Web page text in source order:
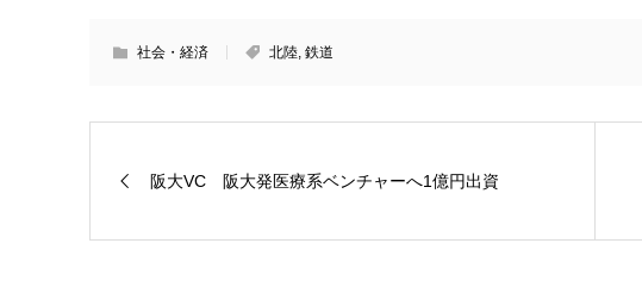
社会・経済 北陸, 鉄道
阪大VC 阪大発医療系ベンチャーへ1億円出資